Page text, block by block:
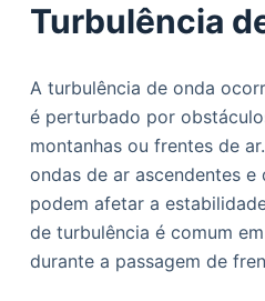
Turbulência
A turbulência de onda
é perturbado por
montanhas ou frentes de
ondas de ar ascendentes e
podem afetar a
de turbulência é comum
durante a passagem de